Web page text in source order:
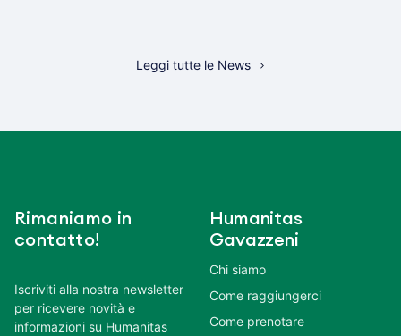
Leggi tutte le News
Rimaniamo in
contatto!
Iscriviti alla nostra newsletter
per ricevere novità e
informazioni su Humanitas
Humanitas
Gavazzeni
Chi siamo
Come raggiungerci
Come prenotare